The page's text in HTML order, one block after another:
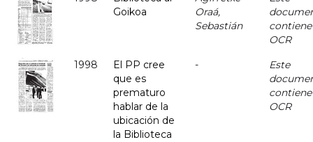
Goikoa
Oraá,
Sebastián
contiene
OCR
1998
El PP cree
que es
prematuro
hablar de la
ubicación de
la Biblioteca
-
Este
contiene
OCR